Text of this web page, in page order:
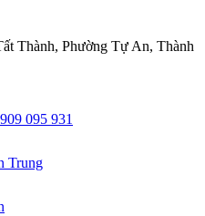
Thành, Phường Tự An, Thành
095 931
Trung